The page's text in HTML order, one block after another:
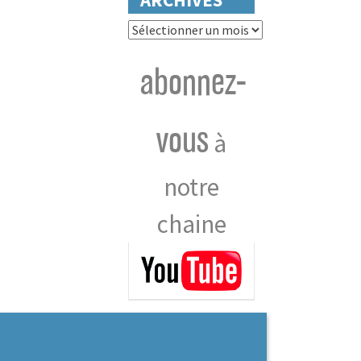
Archives
abonnez-
vous à
notre
chaine